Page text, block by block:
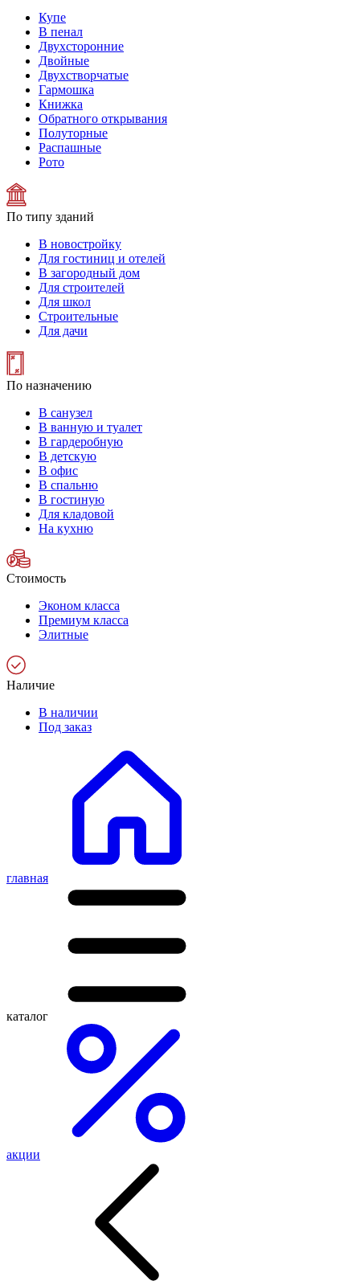
Купе
В пенал
Двухсторонние
Двойные
Двухстворчатые
Гармошка
Книжка
Обратного открывания
Полуторные
Распашные
Рото
По типу зданий
В новостройку
Для гостиниц и отелей
В загородный дом
Для строителей
Для школ
Строительные
Для дачи
По назначению
В санузел
В ванную и туалет
В гардеробную
В детскую
В офис
В спальню
В гостиную
Для кладовой
На кухню
Стоимость
Эконом класса
Премиум класса
Элитные
Наличие
В наличии
Под заказ
главная
каталог
акции